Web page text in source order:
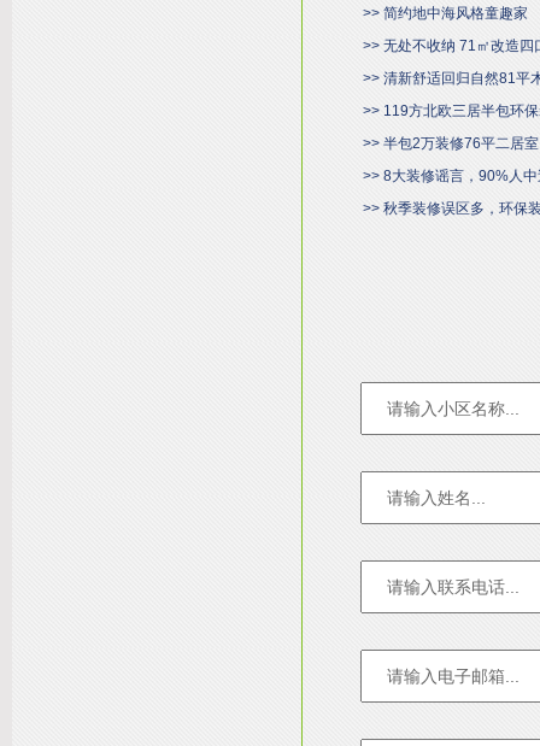
>> 简约地中海风格童趣家
>> 无处不收纳 71㎡改造四
>> 清新舒适回归自然81平
>> 119方北欧三居半包环
>> 半包2万装修76平二居
>> 8大装修谣言，90%人
>> 秋季装修误区多，环保